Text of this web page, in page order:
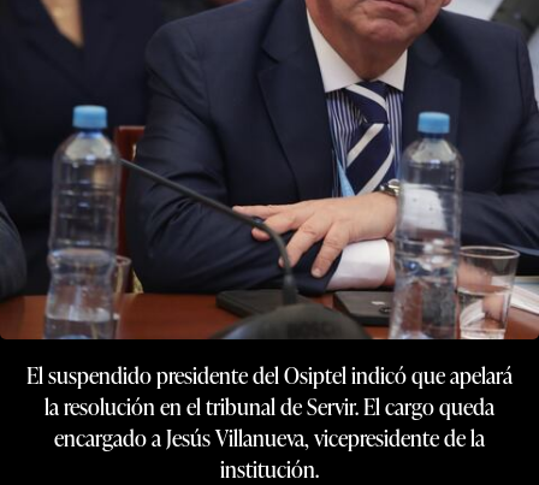
El suspendido presidente del Osiptel indicó que apelará
la resolución en el tribunal de Servir. El cargo queda
encargado a Jesús Villanueva, vicepresidente de la
institución.